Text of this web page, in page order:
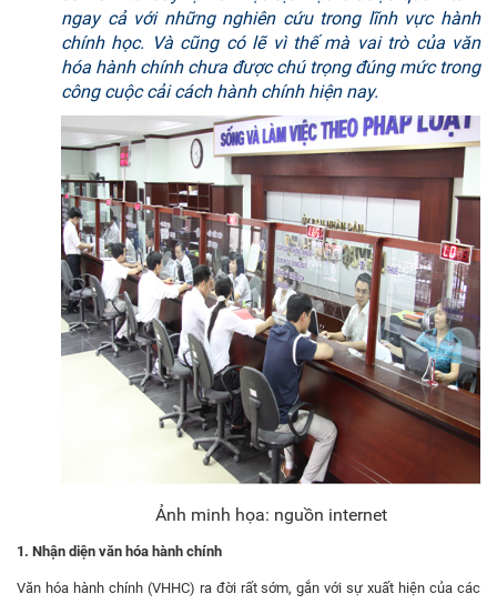
ngay cả với những nghiên cứu trong lĩnh vực hành
chính học. Và cũng có lẽ vì thế mà vai trò của văn
hóa hành chính chưa được chú trọng đúng mức trong
công cuộc cải cách hành chính hiện nay.
Ảnh minh họa: nguồn internet
1. Nhận diện văn hóa hành chính
Văn hóa hành chính (VHHC) ra đời rất sớm, gắn với sự xuất hiện của các